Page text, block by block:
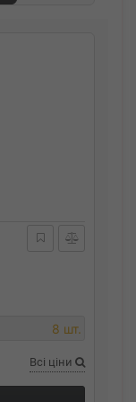
8 шт.
Всі ціни